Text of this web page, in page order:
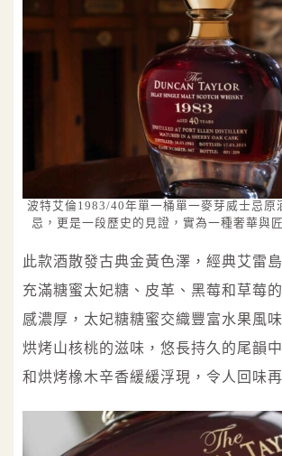
波特艾倫1983/40年單一桶單一麥芽威士忌原
忌，更是一段歷史的見證，實為一種奢華與
此款酒散發古典金黃色澤，經典艾雷
充滿糖蜜太妃糖、皮革、黑莓和草莓
感濃厚，太妃糖糖蜜交織豐富水果風
烘烤山核桃的滋味，悠長持久的尾韻
和烘烤橡木辛香緩緩浮現，令人回味再